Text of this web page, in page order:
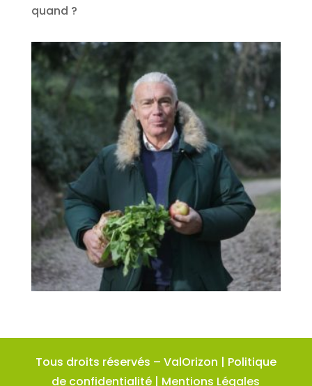
quand ?
Tous droits réservés – ValOrizon | Politique
de confidentialité | Mentions Légales